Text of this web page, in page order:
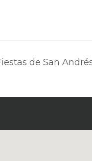
de San